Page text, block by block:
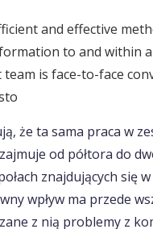
and effective
to and within a
is face-to-face
że ta sama praca w
od półtora do
znajdujących się
wpływ ma przede
z nią problemy z